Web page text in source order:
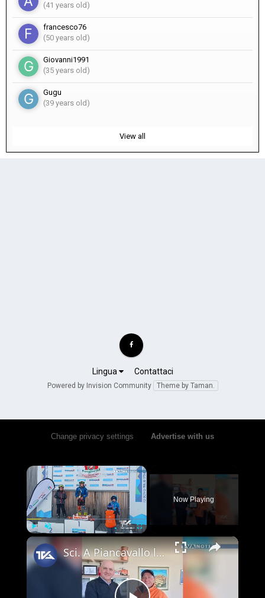
(41 years old)
francesco76
(50 years old)
Giovanni1991
(35 years old)
Gugu
(39 years old)
View all
Lingua Contattaci
Powered by Invision Community Theme by Taman.
Change privacy settings Advertise with us
×
Now Playing
×
Sci. A Piancavallo le gare di "Coppa Sicilia 2026", "Coppa Adrano” e “Memorial Pippo Maccarrone". O